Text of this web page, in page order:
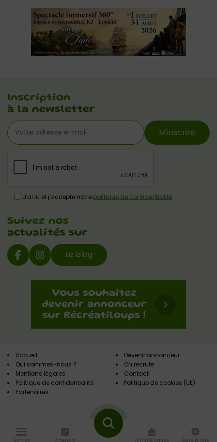
Sorties Agenda Anniversaires Bons plans
Inscription
à la newsletter
M'inscrire
J'ai lu et j'accepte notre politique de confidentialité
Suivez nos
actualités sur
Le blog
Accueil
Qui sommes-nous ?
Mentions légales
Politique de confidentialité
Partenaires
Devenir annonceur
On recrute
Contact
Politique de cookies (UE)